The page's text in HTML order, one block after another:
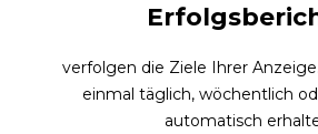
verfolgen die Ziele Ihrer
einmal täglich, wöchentlich
automatisch